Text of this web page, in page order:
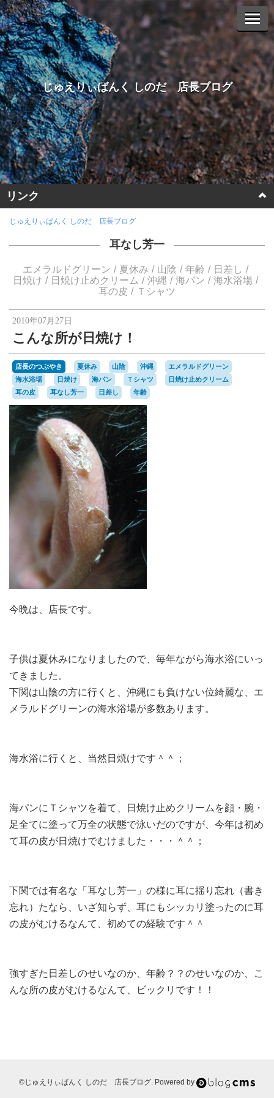
じゅえりぃばんく しのだ 店長ブログ
リンク
ホームページに戻る
ヤフーオークションへ
楽天オークションへ
じゅえりぃばんく しのだ 店長ブログ
耳なし芳一
エメラルドグリーン 夏休み 山陰 年齢
日差し
日焼け
日焼け止めクリーム 沖縄 海パン
海水浴場
耳の皮
Ｔシャツ
2010年07月27日
こんな所が日焼け！
店長のつぶやき 夏休み 山陰 沖縄
エメラルドグリーン
海水浴場
日焼け 海パン Ｔシャツ
日焼け止めクリーム
耳の皮
耳なし芳一 日差し 年齢
今晩は、店長です。
子供は夏休みになりましたので、毎年ながら海水浴にいっ
てきました。
下関は山陰の方に行くと、沖縄にも負けない位綺麗な、エ
メラルドグリーンの海水浴場が多数あります。
海水浴に行くと、当然日焼けです＾＾；
海パンにＴシャツを着て、日焼け止めクリームを顔・腕・
足全てに塗って万全の状態で泳いだのですが、今年は初め
て耳の皮が日焼けでむけました・・・＾＾；
下関では有名な「耳なし芳一」の様に耳に揺り忘れ（書き
忘れ）たなら、いざ知らず、耳にもシッカリ塗ったのに耳
の皮がむけるなんて、初めての経験です＾＾
強すぎた日差しのせいなのか、年齢？？のせいなのか、こ
んな所の皮がむけるなんて、ビックリです！！
©じゅえりぃばんく しのだ 店長ブログ. Powered by